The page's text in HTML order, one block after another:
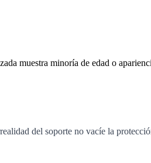
muestra minoría de edad o
del soporte no vacíe la